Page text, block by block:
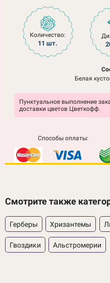
Количество:
11 шт.
Белая
Пунктуальное выполнение
доставки цветов Цветкофф.
Способы оплаты:
Смотрите также
Герберы Хризантемы
Гвоздики Альстромерии